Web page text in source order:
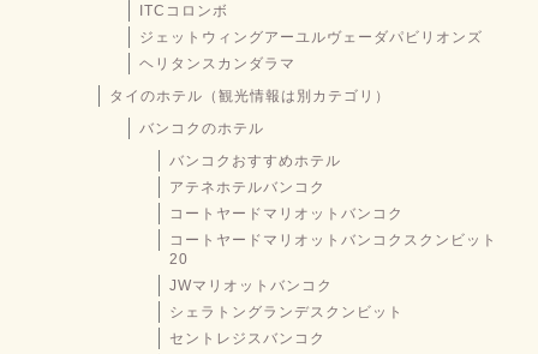
ITCコロンボ
ジェットウィングアーユルヴェーダパビリオンズ
ヘリタンスカンダラマ
タイのホテル（観光情報は別カテゴリ）
バンコクのホテル
バンコクおすすめホテル
アテネホテルバンコク
コートヤードマリオットバンコク
コートヤードマリオットバンコクスクンビット
20
JWマリオットバンコク
シェラトングランデスクンビット
セントレジスバンコク